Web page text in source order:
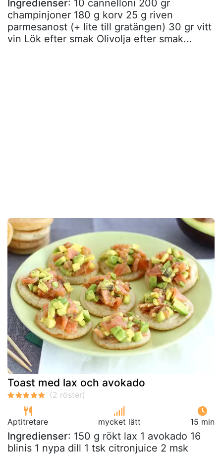
Ingredienser: 10 cannelloni 200 gr
champinjoner 180 g korv 25 g riven
parmesanost (+ lite till gratängen) 30 gr vitt
vin Lök efter smak Olivolja efter smak...
Toast med lax och avokado
Aptitretare mycket lätt 15 min
Ingredienser: 150 g rökt lax 1 avokado 16
blinis 1 nypa dill 1 tsk citronjuice 2 msk